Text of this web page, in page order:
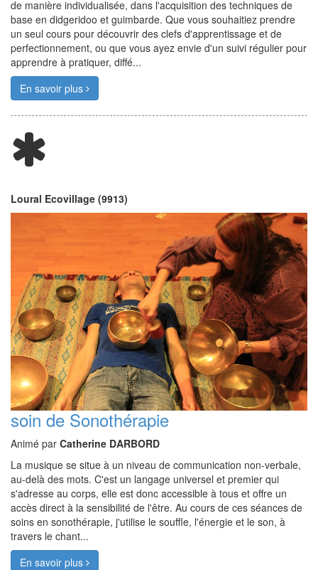
de manière individualisée, dans l'acquisition des techniques de
base en didgeridoo et guimbarde. Que vous souhaitiez prendre
un seul cours pour découvrir des clefs d'apprentissage et de
perfectionnement, ou que vous ayez envie d'un suivi régulier pour
apprendre à pratiquer, diffé...
En savoir plus
Loural Ecovillage (9913)
soin de Sonothérapie
Animé par Catherine DARBORD
La musique se situe à un niveau de communication non-verbale,
au-delà des mots. C'est un langage universel et premier qui
s'adresse au corps, elle est donc accessible à tous et offre un
accès direct à la sensibilité de l'être. Au cours de ces séances de
soins en sonothérapie, j'utilise le souffle, l'énergie et le son, à
travers le chant...
En savoir plus